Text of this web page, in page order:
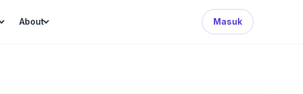
About Masuk
Search Button